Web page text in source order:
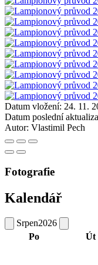
Datum vložení: 24. 11.
Datum poslední
Autor: Vlastimil Pech
Fotografie
Kalendář
Srpen2026
Po
Út